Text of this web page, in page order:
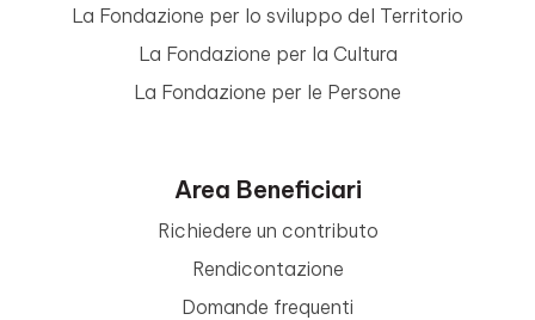
La Fondazione per lo sviluppo del Territorio
La Fondazione per la Cultura
La Fondazione per le Persone
Area Beneficiari
Richiedere un contributo
Rendicontazione
Domande frequenti